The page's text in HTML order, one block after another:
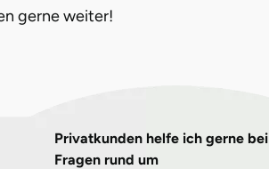
gerne weiter!
Privatkunden helfe ich gerne bei
Fragen rund um